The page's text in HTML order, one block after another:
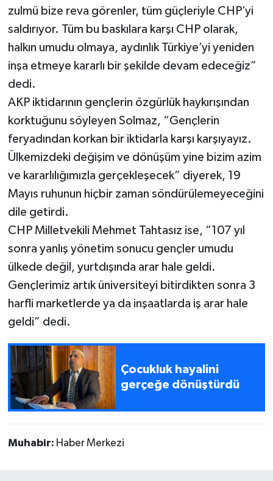
zulmü bize reva görenler, tüm güçleriyle CHP’yi
saldırıyor. Tüm bu baskılara karşı CHP olarak,
halkın umudu olmaya, aydınlık Türkiye’yi yeniden
inşa etmeye kararlı bir şekilde devam edeceğiz”
dedi.
AKP iktidarının gençlerin özgürlük haykırışından
korktuğunu söyleyen Solmaz, “Gençlerin
feryadından korkan bir iktidarla karşı karşıyayız.
Ülkemizdeki değişim ve dönüşüm yine bizim azim
ve kararlılığımızla gerçekleşecek” diyerek, 19
Mayıs ruhunun hiçbir zaman söndürülemeyeceğini
dile getirdi.
CHP Milletvekili Mehmet Tahtasız ise, “107 yıl
sonra yanlış yönetim sonucu gençler umudu
ülkede değil, yurtdışında arar hale geldi.
Gençlerimiz artık üniversiteyi bitirdikten sonra 3
harfli marketlerde ya da inşaatlarda iş arar hale
geldi” dedi.
Çocukluk hayalini
gerçeğe dönüştürdü
Muhabir: Haber Merkezi